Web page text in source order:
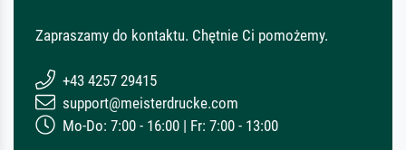
Zapraszamy do kontaktu. Chętnie Ci pomożemy.
+43 4257 29415
support@meisterdrucke.com
Mo-Do: 7:00 - 16:00 | Fr: 7:00 - 13:00